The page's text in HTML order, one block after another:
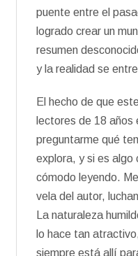
puente entre el
logrado crear un
resumen
y la realidad se
El hecho de que
lectores de 18 años
preguntarme qué
explora, y si es algo
cómodo leyendo.
vela del autor,
La naturaleza
lo hace tan
siempre está allí